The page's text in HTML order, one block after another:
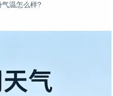
气温怎么样?